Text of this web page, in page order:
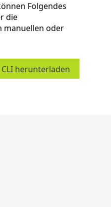
Folgendes
die
manuellen oder
herunterladen